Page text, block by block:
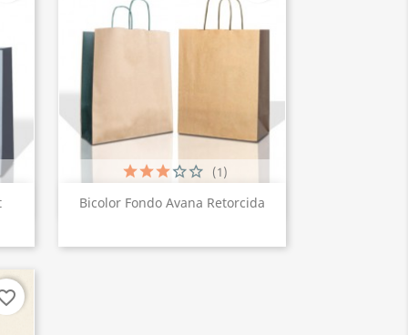
Bicolor Fondo Avana Retorcida
(1)
Vista rápida